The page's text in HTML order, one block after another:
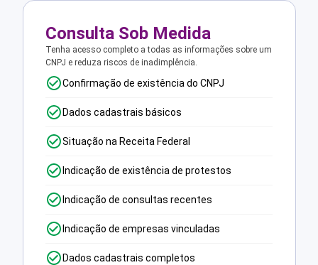
Consulta Sob Medida
Tenha acesso completo a todas as informações sobre um
CNPJ e reduza riscos de inadimplência.
Confirmação de existência do CNPJ
Dados cadastrais básicos
Situação na Receita Federal
Indicação de existência de protestos
Indicação de consultas recentes
Indicação de empresas vinculadas
Dados cadastrais completos